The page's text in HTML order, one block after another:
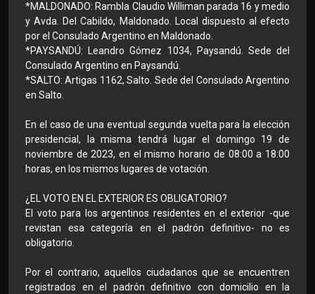
*MALDONADO: Rambla Claudio Williman parada 16 y medio
y Avda. Del Cabildo, Maldonado. Local dispuesto al efecto
por el Consulado Argentino en Maldonado.
*PAYSANDÚ: Leandro Gómez 1034, Paysandú. Sede del
Consulado Argentino en Paysandú.
*SALTO: Artigas 1162, Salto. Sede del Consulado Argentino
en Salto.
En el caso de una eventual segunda vuelta para la elección
presidencial, la misma tendrá lugar el domingo 19 de
noviembre de 2023, en el mismo horario de 08:00 a 18:00
horas, en los mismos lugares de votación.
¿EL VOTO EN EL EXTERIOR ES OBLIGATORIO?
El voto para los argentinos residentes en el exterior -que
revistan esa categoría en el padrón definitivo- no es
obligatorio.
Por el contrario, aquellos ciudadanos que se encuentren
registrados en el padrón definitivo con domicilio en la